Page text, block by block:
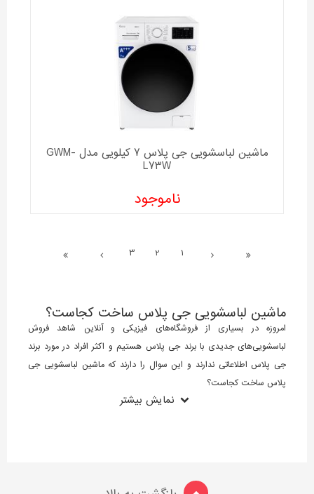
ماشین لباسشویی جی پلاس 7 کیلویی مدل GWM-
L73W
ناموجود
1
2
3
ماشین لباسشویی جی پلاس ساخت کجاست؟
امروزه در بسیاری از فروشگاه‌های فیزیکی و آنلاین شاهد فروش
لباسشویی‌های جدیدی با برند جی پلاس هستیم و اکثر افراد در مورد برند
جی پلاس اطلاعاتی ندارند و این سوال را دارند که ماشین لباسشویی جی
پلاس ساخت کجاست؟
نمایش بیشتر